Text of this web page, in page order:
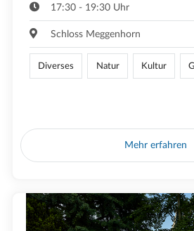
17:30 - 19:30 Uhr
Schloss Meggenhorn
Diverses Natur Kultur
Mehr erfahren